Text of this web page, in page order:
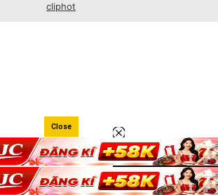
cliphot
Close